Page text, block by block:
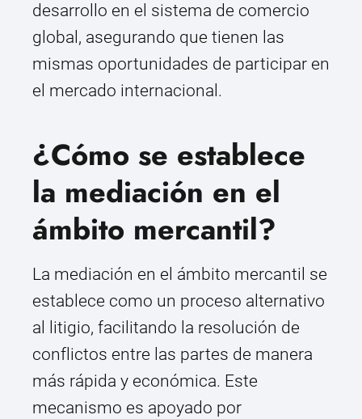
desarrollo en el sistema de comercio
global, asegurando que tienen las
mismas oportunidades de participar en
el mercado internacional.
¿Cómo se establece
la mediación en el
ámbito mercantil?
La mediación en el ámbito mercantil se
establece como un proceso alternativo
al litigio, facilitando la resolución de
conflictos entre las partes de manera
más rápida y económica. Este
mecanismo es apoyado por